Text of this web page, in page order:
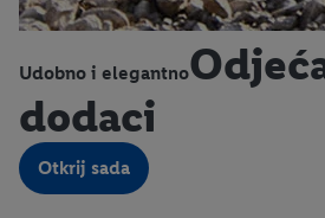
Udobno i elegantno
dodaci
Otkrij sada